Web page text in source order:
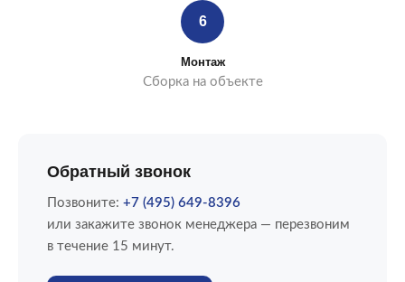
6
Монтаж
Сборка на объекте
Обратный звонок
Позвоните: +7 (495) 649-8396
или закажите звонок менеджера — перезвоним
в течение 15 минут.